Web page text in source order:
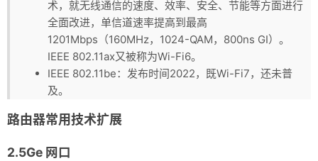
术，就无线通信的速度、效率、安全、节能等方面进行
全面改进，单信道速率提高到最高
1201Mbps（160MHz，1024-QAM，800ns GI）。
IEEE 802.11ax又被称为Wi-Fi6。
IEEE 802.11be：发布时间2022，既Wi-Fi7，还未普
及。
路由器常用技术扩展
2.5Ge 网口